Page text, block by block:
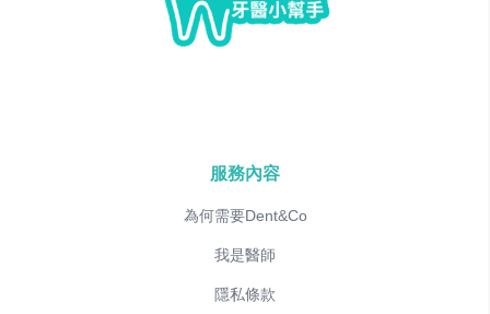
服務內容
為何需要Dent&Co
我是醫師
隱私條款